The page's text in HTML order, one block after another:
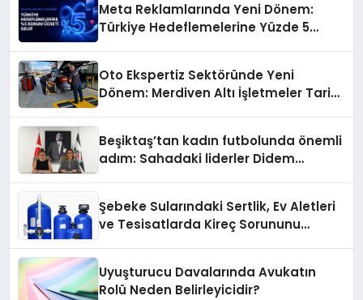
Meta Reklamlarında Yeni Dönem:
Türkiye Hedeflemelerine Yüzde 5
Oto Ekspertiz Sektöründe Yeni
Dönem: Merdiven Altı İşletmeler Tarih
Beşiktaş’tan kadın futbolunda önemli
adım: Sahadaki liderler Didem
Şebeke Sularındaki Sertlik, Ev Aletleri
ve Tesisatlarda Kireç Sorununu
Uyuşturucu Davalarında Avukatın
Rolü Neden Belirleyicidir?